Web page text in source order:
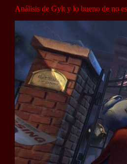
Análisis de Gylt y lo bueno de no